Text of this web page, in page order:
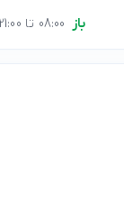
باز